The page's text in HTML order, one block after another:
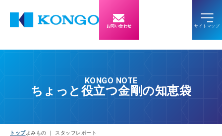
お問い合わせ
KONGO NOTE
ちょっと役立つ金剛の知恵袋
トップよみもの ｜ スタッフレポート